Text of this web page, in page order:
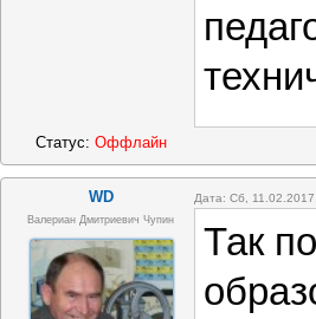
Статус: Оффлайн
WD Дата: Сб,
Валериан Дмитриевич Чупин
Так